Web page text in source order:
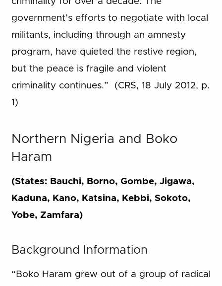
government’s efforts to negotiate with local
militants, including through an amnesty
program, have quieted the restive region,
but the peace is fragile and violent
criminality continues.” (CRS, 18 July 2012, p.
1)
Northern Nigeria and Boko
Haram
(States: Bauchi, Borno, Gombe, Jigawa,
Kaduna, Kano, Katsina, Kebbi, Sokoto,
Yobe, Zamfara)
Background Information
“Boko Haram grew out of a group of radical